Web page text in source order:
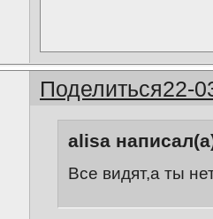
Поделиться22-
alisa
Все видят,а ты